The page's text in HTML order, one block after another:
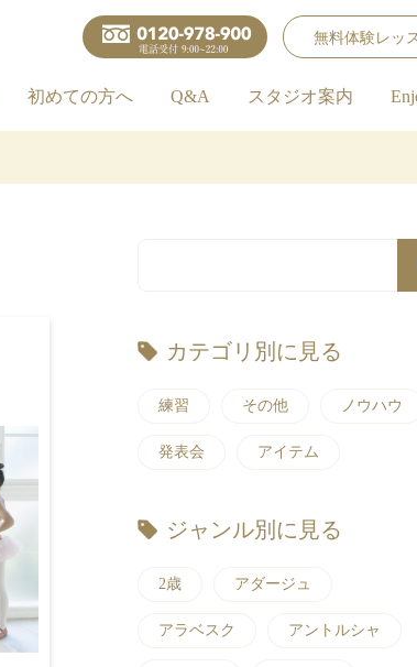
無料体験レッ
初めての方へ Q&A スタジオ案内
カテゴリ別に見る
練習 その他 ノウハウ
発表会 アイテム
ジャンル別に見る
2歳 アダージュ
アラベスク アントルシャ